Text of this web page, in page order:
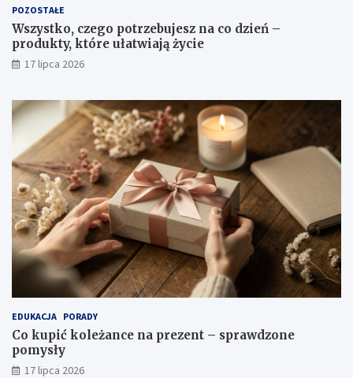
POZOSTAŁE
Wszystko, czego potrzebujesz na co dzień –
produkty, które ułatwiają życie
17 lipca 2026
EDUKACJA PORADY
Co kupić koleżance na prezent – sprawdzone
pomysły
17 lipca 2026